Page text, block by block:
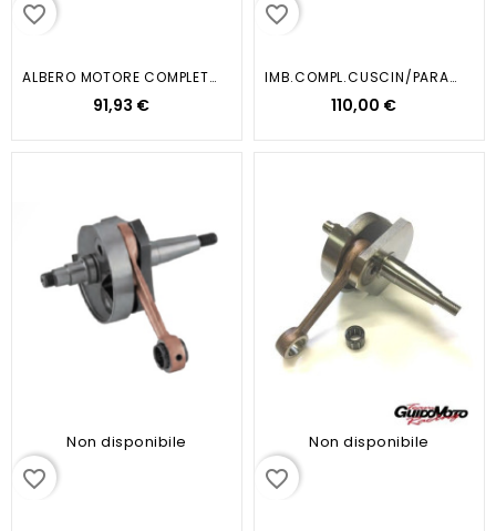
favorite_border
ALBERO MOTORE COMPLETO...
91,93 €
favorite_border
IMB.COMPL.CUSCIN/PARAOLI /GILERA...
110,00 €
Non disponibile
favorite_border
Non disponibile
favorite_border